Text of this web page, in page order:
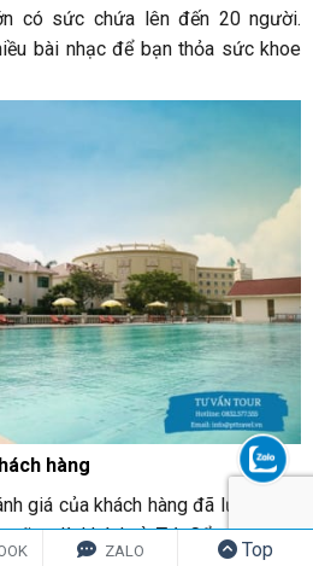
có sức chứa lên đến 20 người.
bài nhạc để bạn thỏa sức khoe
hàng
giá của khách hàng đã lưu trú tại
cũng là khách ở Trà Cổ có bể bơi
ZALO Top